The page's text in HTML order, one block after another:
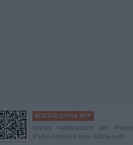
BISCEGLIEVIVA APP
Scarica l'applicazione per iPhone,
iPad e Android e ricevi notizie push